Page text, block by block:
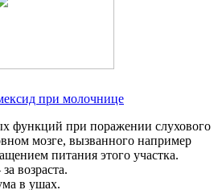
при молочнице
функций при поражении слухового
мозге, вызванного например
питания этого участка.
возраста.
в ушах.